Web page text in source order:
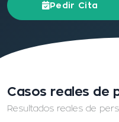
Pedir Cita
Casos reales de
Resultados reales de